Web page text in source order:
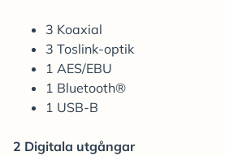
3 Koaxial
3 Toslink-optik
1 AES/EBU
1 Bluetooth®
1 USB-B
2 Digitala utgångar